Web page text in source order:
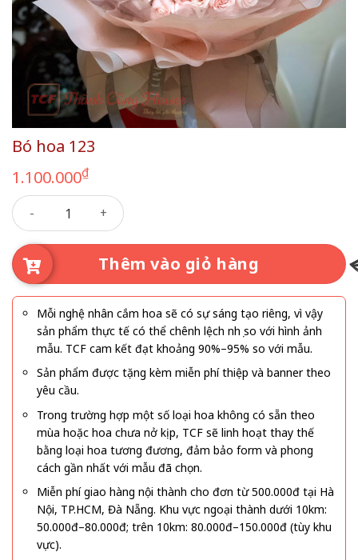
Bó hoa 123
1.100.000₫
Bó hoa 123 số lượng
Thêm vào giỏ hàng
Mỗi nghệ nhân cắm hoa sẽ có sự sáng tạo riêng, vì vậy
sản phẩm thực tế có thể chênh lệch nhẹ so với hình ảnh
mẫu. TCF cam kết đạt khoảng 90%–95% so với mẫu.
Sản phẩm được tặng kèm miễn phí thiệp và banner theo
yêu cầu.
Trong trường hợp một số loại hoa không có sẵn theo
mùa hoặc hoa chưa nở kịp, TCF sẽ linh hoạt thay thế
bằng loại hoa tương đương, đảm bảo form và phong
cách gần nhất với mẫu đã chọn.
Miễn phí giao hàng nội thành cho đơn từ 500.000đ tại Hà
Nội, TP.HCM, Đà Nẵng. Khu vực ngoại thành dưới 10km:
50.000đ–80.000đ; trên 10km: 80.000đ–150.000đ (tùy khu
vực).